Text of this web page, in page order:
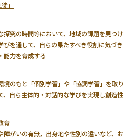
」
探究の時間等において、地域の課題を見つけ
びを通して、自らの果たすべき役割に気づき
能力を育成する
境のもと「個別学習」や「協調学習」を取り
、自ら主体的・対話的な学びを実現し創造性
育
障がいの有無，出身地や性別の違いなど、お